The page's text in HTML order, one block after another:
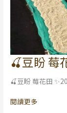
🍒豆盼 莓
🍒豆盼 莓花田
🍒
豆
盼
花
閱讀更多